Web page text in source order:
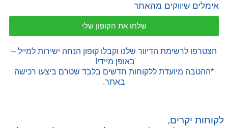
אימלים שיווקים מהאתר
שלחו את הקופון שלי
הצטרפו לרשימת הדיוור שלנו וקבלו קופון הנחה ישירות למייל –
באופן מיידי!
*ההטבה מיועדת ללקוחות חדשים בלבד שטרם ביצעו רכישה
באתר.
לקוחות יקרים,